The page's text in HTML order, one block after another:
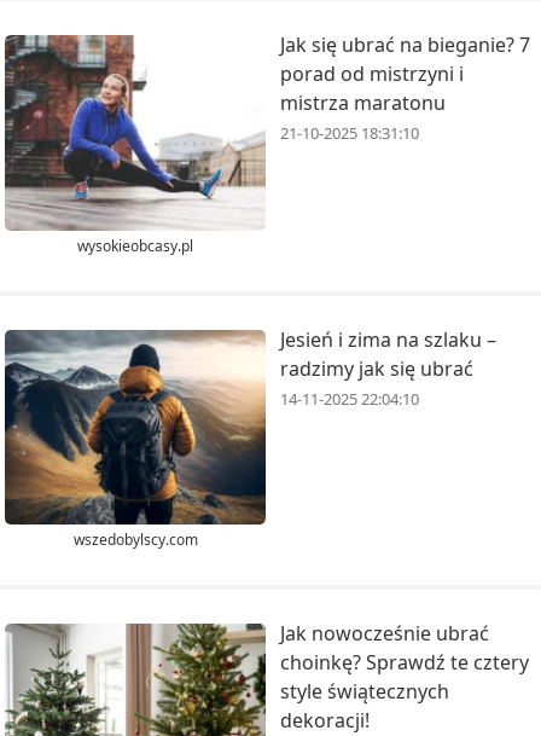
wysokieobcasy.pl
Jak się ubrać na bieganie? 7
porad od mistrzyni i
mistrza maratonu
21-10-2025 18:31:10
wszedobylscy.com
Jesień i zima na szlaku –
radzimy jak się ubrać
14-11-2025 22:04:10
Jak nowocześnie ubrać
choinkę? Sprawdź te cztery
style świątecznych
dekoracji!